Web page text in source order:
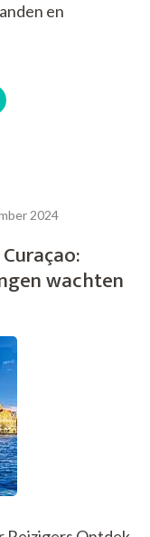
en
2024
wachten